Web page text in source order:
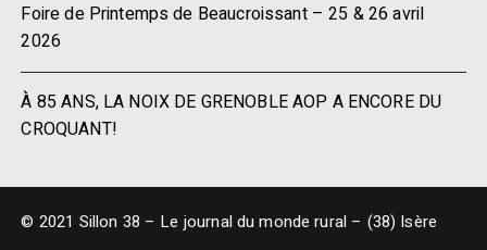
Foire de Printemps de Beaucroissant – 25 & 26 avril
2026
À 85 ANS, LA NOIX DE GRENOBLE AOP A ENCORE DU
CROQUANT!
© 2021 Sillon 38 – Le journal du monde rural – (38) Isère